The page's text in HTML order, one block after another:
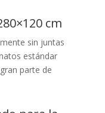
cm
sin juntas
estándar
parte de